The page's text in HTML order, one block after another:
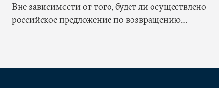
Вне зависимости от того, будет ли осуществлено
российское предложение по возвращению